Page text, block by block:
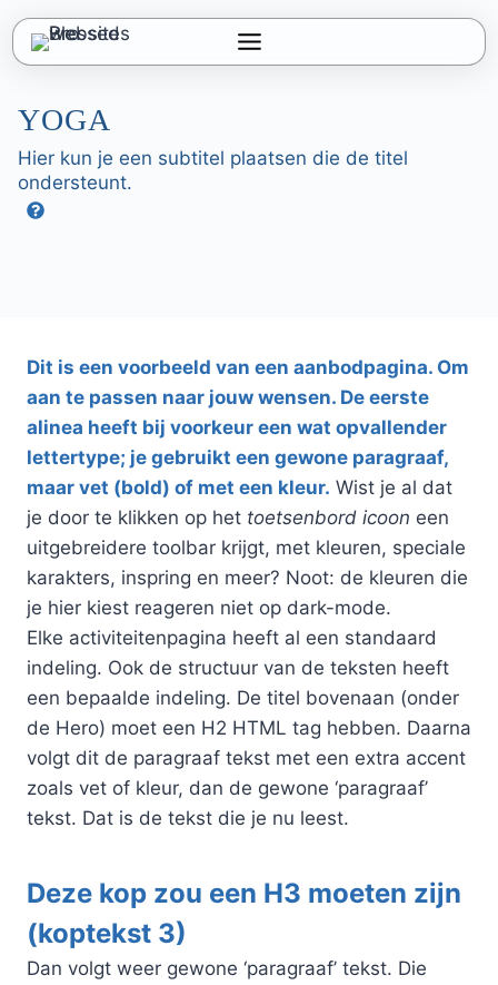
Doorgaan
naar
YOGA
Hier kun je een subtitel plaatsen die de titel
ondersteunt.
Learn More
Dit is een voorbeeld van een aanbodpagina. Om
aan te passen naar jouw wensen. De eerste
alinea heeft bij voorkeur een wat opvallender
lettertype; je gebruikt een gewone paragraaf,
maar vet (bold) of met een kleur. Wist je al dat
je door te klikken op het toetsenbord icoon een
uitgebreidere toolbar krijgt, met kleuren, speciale
karakters, inspring en meer? Noot: de kleuren die
je hier kiest reageren niet op dark-mode.
Elke activiteitenpagina heeft al een standaard
indeling. Ook de structuur van de teksten heeft
een bepaalde indeling. De titel bovenaan (onder
de Hero) moet een H2 HTML tag hebben. Daarna
volgt dit de paragraaf tekst met een extra accent
zoals vet of kleur, dan de gewone ‘paragraaf’
tekst. Dat is de tekst die je nu leest.
Deze kop zou een H3 moeten zijn
(koptekst 3)
Dan volgt weer gewone ‘paragraaf’ tekst. Die